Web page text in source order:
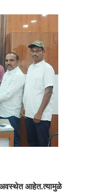
अवस्थेत आहेत.त्यामुळे